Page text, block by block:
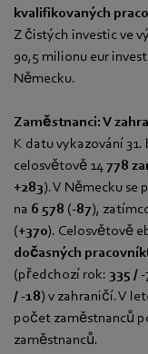
kvalifikovaných
Z čistých investic ve
90,5 milionu eur
Německu.
Zaměstnanci: V
K datu vykazování
celosvětově 14778
+283). V Německu se
na 6 578 (-87),
(+370). Celosvětově
dočasných
(předchozí rok: 335 /
/ -18) v zahraničí. V
počet zaměstnanců
zaměstnanců.